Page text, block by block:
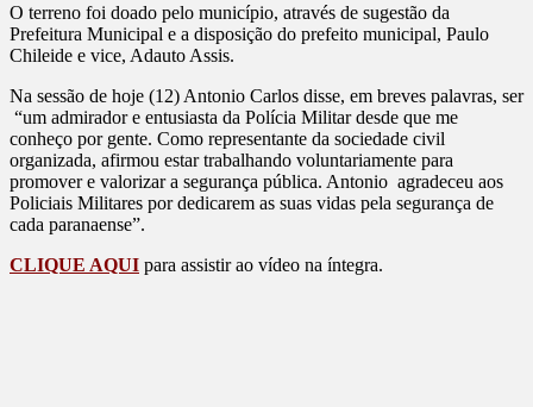
O terreno foi doado pelo município, através de sugestão da
Prefeitura Municipal e a disposição do prefeito municipal, Paulo
Chileide e vice, Adauto Assis.
Na sessão de hoje (12) Antonio Carlos disse, em breves palavras, ser
“um admirador e entusiasta da Polícia Militar desde que me
conheço por gente. Como representante da sociedade civil
organizada, afirmou estar trabalhando voluntariamente para
promover e valorizar a segurança pública. Antonio agradeceu aos
Policiais Militares por dedicarem as suas vidas pela segurança de
cada paranaense”.
CLIQUE AQUI para assistir ao vídeo na íntegra.